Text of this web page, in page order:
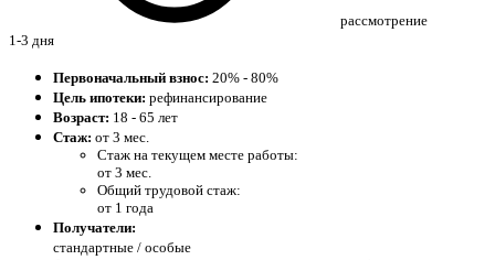
рассмотрение
1-3 дня
Первоначальный взнос: 20% - 80%
Цель ипотеки: рефинансирование
Возраст: 18 - 65 лет
Стаж: от 3 мес.
Стаж на текущем месте работы:
от 3 мес.
Общий трудовой стаж:
от 1 года
Получатели:
стандартные / особые